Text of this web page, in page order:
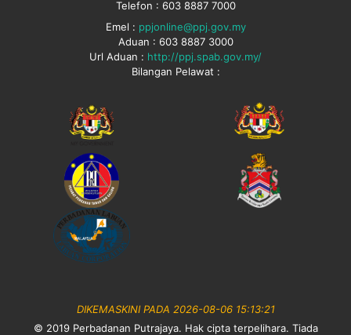
Telefon : 603 8887 7000
Emel : ppjonline@ppj.gov.my
Aduan : 603 8887 3000
Url Aduan : http://ppj.spab.gov.my/
Bilangan Pelawat :
DIKEMASKINI PADA 2026-08-06 15:13:21
© 2019 Perbadanan Putrajaya. Hak cipta terpelihara. Tiada